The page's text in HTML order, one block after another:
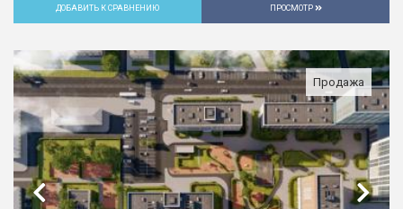
ДОБАВИТЬ К СРАВНЕНИЮ ПРОСМОТР
Продажа